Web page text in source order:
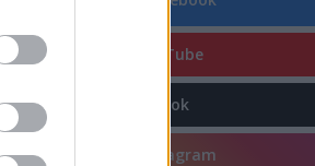
YouTube
TikTok
Instagram